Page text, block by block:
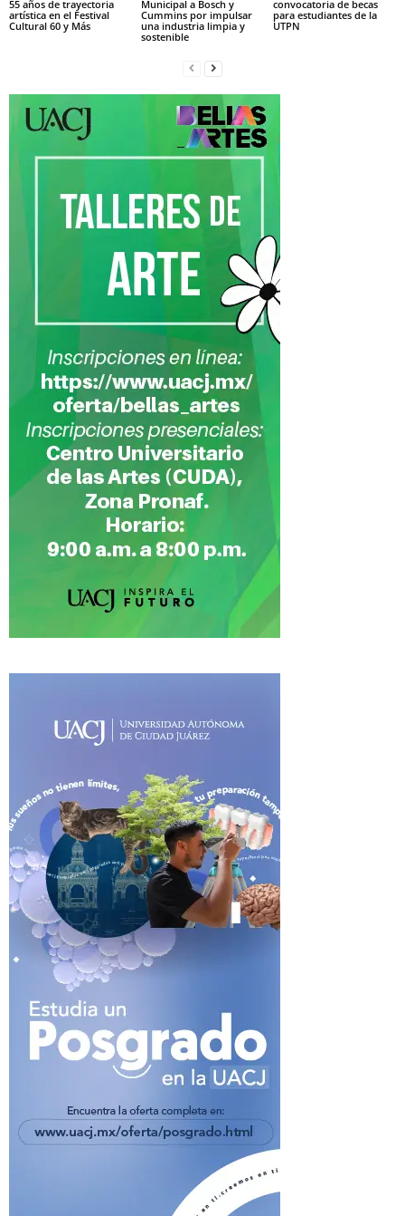
55 años de trayectoria
artística en el Festival
Cultural 60 y Más
Municipal a Bosch y
Cummins por impulsar
una industria limpia y
sostenible
convocatoria de becas
para estudiantes de la
UTPN